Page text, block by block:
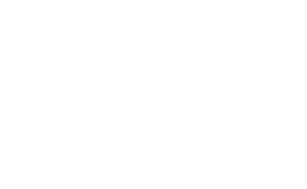
nos 24 contes